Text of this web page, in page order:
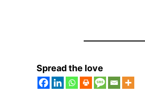
Spread the love